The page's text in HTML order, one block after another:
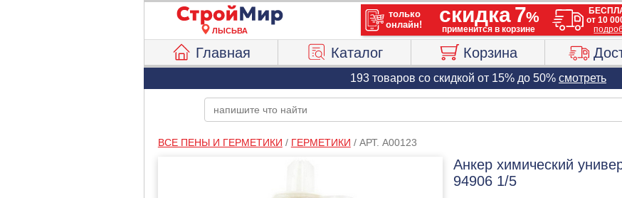
ЛЫСЬВА
Главная Каталог Корзина
193 товаров со скидкой от 15% до 50% смотреть
ВСЕ ПЕНЫ И ГЕРМЕТИКИ / ГЕРМЕТИКИ / АРТ. A00123
Анкер химический
94906 1/5